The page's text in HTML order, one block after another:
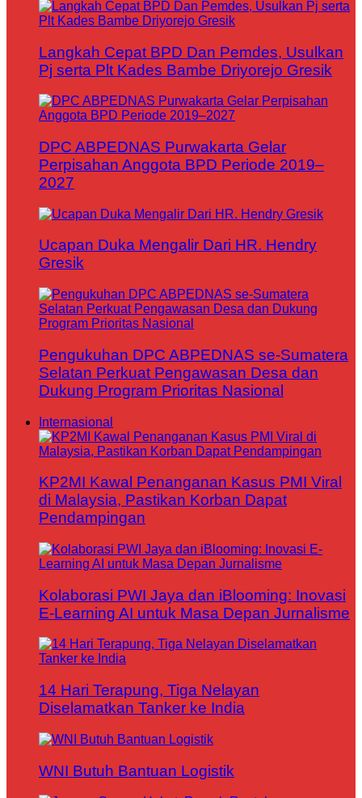
Langkah Cepat BPD Dan Pemdes, Usulkan
Pj serta Plt Kades Bambe Driyorejo Gresik
DPC ABPEDNAS Purwakarta Gelar
Perpisahan Anggota BPD Periode 2019–
2027
Ucapan Duka Mengalir Dari HR. Hendry
Gresik
Pengukuhan DPC ABPEDNAS se-Sumatera
Selatan Perkuat Pengawasan Desa dan
Dukung Program Prioritas Nasional
Internasional
KP2MI Kawal Penanganan Kasus PMI Viral
di Malaysia, Pastikan Korban Dapat
Pendampingan
Kolaborasi PWI Jaya dan iBlooming: Inovasi
E-Learning AI untuk Masa Depan Jurnalisme
14 Hari Terapung, Tiga Nelayan
Diselamatkan Tanker ke India
WNI Butuh Bantuan Logistik